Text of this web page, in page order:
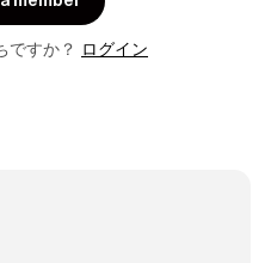
ですか？ ログイン